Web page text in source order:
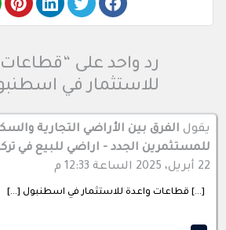
رد واحد على
للاستثمار في
يقول الفرق بين الأراضي التجارية
للمستثمرين الجدد - اراضي للبيع في
22 أبريل، 2025 الساعة 12:33 م
[…] قطاعات واعدة للاستثمار في اسطنبول […]